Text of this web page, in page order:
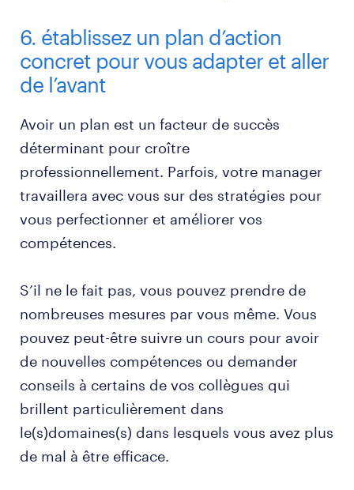
6. établissez un plan d’action
concret pour vous adapter et aller
de l’avant
Avoir un plan est un facteur de succès
déterminant pour croître
professionnellement. Parfois, votre manager
travaillera avec vous sur des stratégies pour
vous perfectionner et améliorer vos
compétences.
S’il ne le fait pas, vous pouvez prendre de
nombreuses mesures par vous même. Vous
pouvez peut-être suivre un cours pour avoir
de nouvelles compétences ou demander
conseils à certains de vos collègues qui
brillent particulièrement dans
le(s)domaines(s) dans lesquels vous avez plus
de mal à être efficace.